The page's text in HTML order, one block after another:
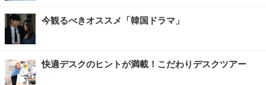
今観るべきオススメ「韓国ドラマ」
快適デスクのヒントが満載！こだわりデスクツアー